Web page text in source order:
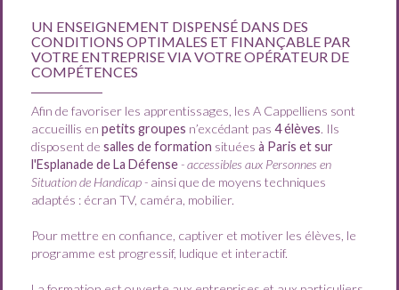
UN ENSEIGNEMENT DISPENSÉ DANS DES
CONDITIONS OPTIMALES ET FINANÇABLE PAR
VOTRE ENTREPRISE VIA VOTRE OPÉRATEUR DE
COMPÉTENCES
Afin de favoriser les apprentissages, les A Cappelliens sont
accueillis en petits groupes n’excédant pas 4 élèves. Ils
disposent de salles de formation situées à Paris et sur
l'Esplanade de La Défense- accessibles aux Personnes en
Situation de Handicap - ainsi que de moyens techniques
adaptés : écran TV, caméra, mobilier.
Pour mettre en confiance, captiver et motiver les élèves, le
programme est progressif, ludique et interactif.